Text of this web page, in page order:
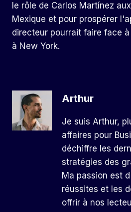
le rôle de Carlos Martínez
Mexique et pour prospérer
directeur pourrait faire face
à New York.
Arthur
Je suis Arthur,
affaires pour
déchiffre les
stratégies des
Ma passion est
réussites et les
offrir à nos